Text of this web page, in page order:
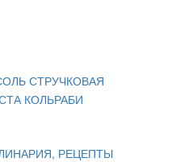
СТРУЧКОВАЯ
КОЛЬРАБИ
РЕЦЕПТЫ